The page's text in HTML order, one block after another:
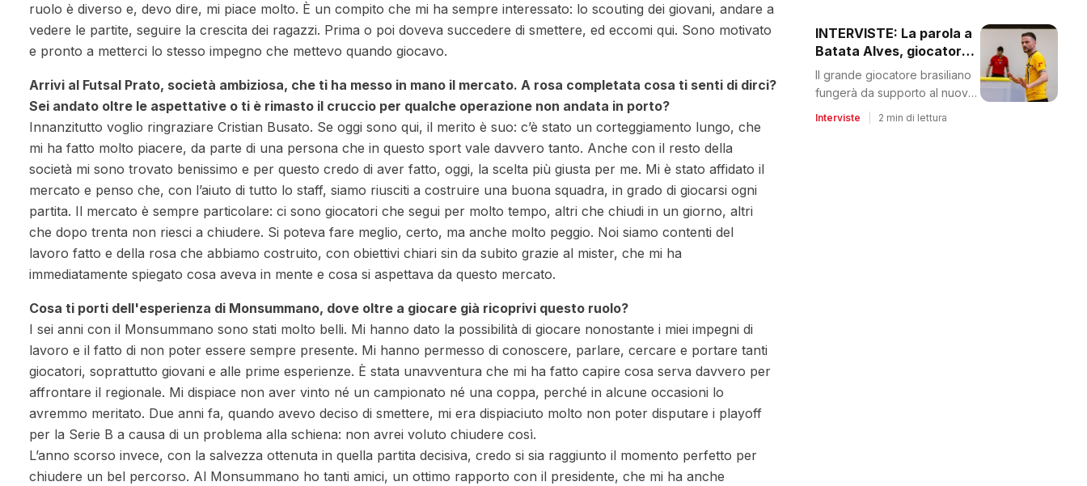
ruolo è diverso e, devo dire, mi piace molto. È un compito che mi ha sempre interessato: lo scouting dei giovani, andare a
vedere le partite, seguire la crescita dei ragazzi. Prima o poi doveva succedere di smettere, ed eccomi qui. Sono motivato
e pronto a metterci lo stesso impegno che mettevo quando giocavo.
Arrivi al Futsal Prato, società ambiziosa, che ti ha messo in mano il mercato. A rosa completata cosa ti senti di dirci?
Sei andato oltre le aspettative o ti è rimasto il cruccio per qualche operazione non andata in porto?
Innanzitutto voglio ringraziare Cristian Busato. Se oggi sono qui, il merito è suo: c’è stato un corteggiamento lungo, che
mi ha fatto molto piacere, da parte di una persona che in questo sport vale davvero tanto. Anche con il resto della
società mi sono trovato benissimo e per questo credo di aver fatto, oggi, la scelta più giusta per me. Mi è stato affidato il
mercato e penso che, con l’aiuto di tutto lo staff, siamo riusciti a costruire una buona squadra, in grado di giocarsi ogni
partita. Il mercato è sempre particolare: ci sono giocatori che segui per molto tempo, altri che chiudi in un giorno, altri
che dopo trenta non riesci a chiudere. Si poteva fare meglio, certo, ma anche molto peggio. Noi siamo contenti del
lavoro fatto e della rosa che abbiamo costruito, con obiettivi chiari sin da subito grazie al mister, che mi ha
immediatamente spiegato cosa aveva in mente e cosa si aspettava da questo mercato.
Cosa ti porti dell'esperienza di Monsummano, dove oltre a giocare già ricoprivi questo ruolo?
I sei anni con il Monsummano sono stati molto belli. Mi hanno dato la possibilità di giocare nonostante i miei impegni di
lavoro e il fatto di non poter essere sempre presente. Mi hanno permesso di conoscere, parlare, cercare e portare tanti
giocatori, soprattutto giovani e alle prime esperienze. È stata unavventura che mi ha fatto capire cosa serva davvero per
affrontare il regionale. Mi dispiace non aver vinto né un campionato né una coppa, perché in alcune occasioni lo
avremmo meritato. Due anni fa, quando avevo deciso di smettere, mi era dispiaciuto molto non poter disputare i playoff
per la Serie B a causa di un problema alla schiena: non avrei voluto chiudere così.
L’anno scorso invece, con la salvezza ottenuta in quella partita decisiva, credo si sia raggiunto il momento perfetto per
chiudere un bel percorso. Al Monsummano ho tanti amici, un ottimo rapporto con il presidente, che mi ha anche
INTERVISTE: La parola a
Batata Alves, giocatore
e DT del Torrita
Il grande giocatore brasiliano
fungerà da supporto al nuovo,
giovane, tecnico Simone
Interviste 2 min di lettura